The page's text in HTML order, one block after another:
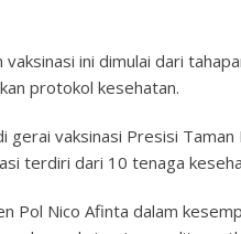
vaksinasi ini dimulai dari
protokol kesehatan.
gerai vaksinasi Presisi
terdiri dari 10 tenaga
Pol Nico Afinta dalam